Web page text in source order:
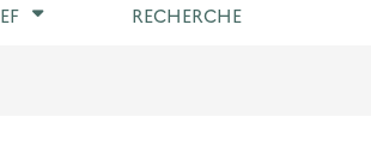
utilisateur
RECHERCHE